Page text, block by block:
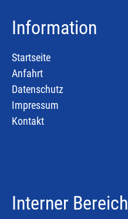
Information
Startseite
Anfahrt
Datenschutz
Impressum
Kontakt
Interner Bereich